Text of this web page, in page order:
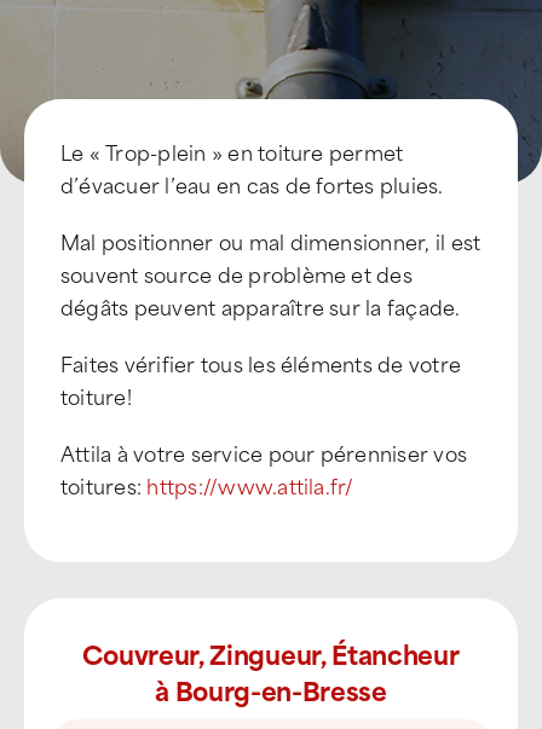
Le « Trop-plein » en toiture permet
d’évacuer l’eau en cas de fortes pluies.
Mal positionner ou mal dimensionner, il est
souvent source de problème et des
dégâts peuvent apparaître sur la façade.
Faites vérifier tous les éléments de votre
toiture!
Attila à votre service pour pérenniser vos
toitures: https://www.attila.fr/
Couvreur, Zingueur, Étancheur
à Bourg-en-Bresse